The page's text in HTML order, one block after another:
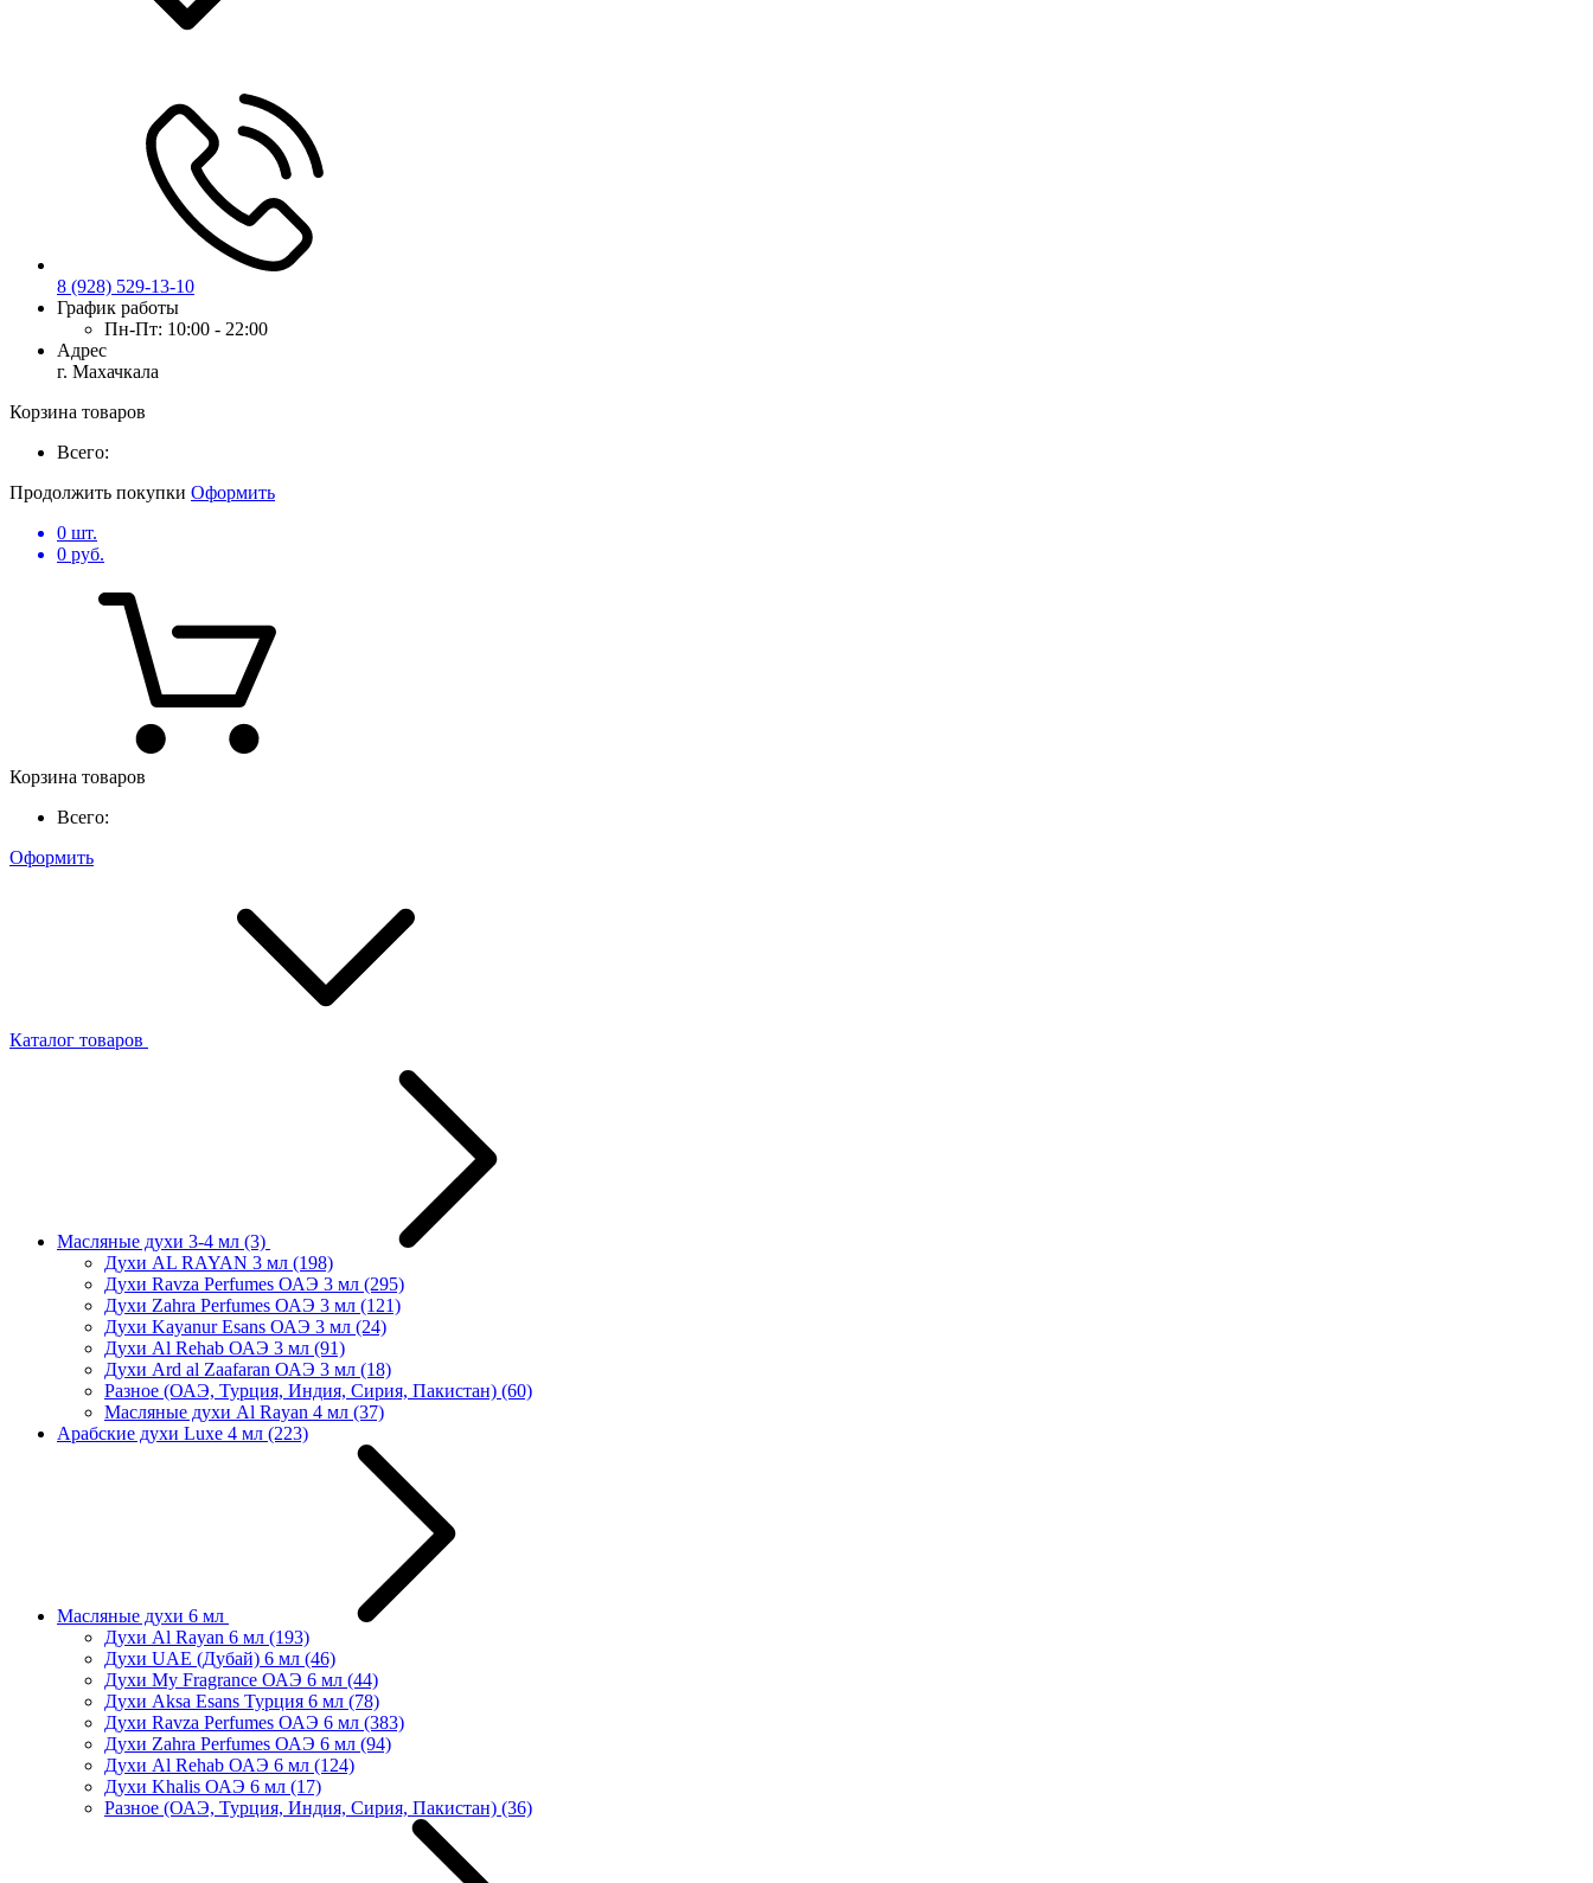
8 (928) 529-13-10
График работы
Пн-Пт: 10:00 - 22:00
Адрес
г. Махачкала
Корзина товаров
Всего:
Продолжить покупки Оформить
0 шт.
0 руб.
Корзина товаров
Всего:
Оформить
Каталог товаров
Масляные духи 3-4 мл (3)
Духи AL RAYAN 3 мл (198)
Духи Ravza Perfumes ОАЭ 3 мл (295)
Духи Zahra Perfumes ОАЭ 3 мл (121)
Духи Kayanur Esans ОАЭ 3 мл (24)
Духи Al Rehab ОАЭ 3 мл (91)
Духи Ard al Zaafaran ОАЭ 3 мл (18)
Разное (ОАЭ, Турция, Индия, Сирия, Пакистан) (60)
Масляные духи Al Rayan 4 мл (37)
Арабские духи Luxe 4 мл (223)
Масляные духи 6 мл
Духи Al Rayan 6 мл (193)
Духи UAE (Дубай) 6 мл (46)
Духи My Fragrance ОАЭ 6 мл (44)
Духи Aksa Esans Турция 6 мл (78)
Духи Ravza Perfumes ОАЭ 6 мл (383)
Духи Zahra Perfumes ОАЭ 6 мл (94)
Духи Al Rehab ОАЭ 6 мл (124)
Духи Khalis ОАЭ 6 мл (17)
Разное (ОАЭ, Турция, Индия, Сирия, Пакистан) (36)